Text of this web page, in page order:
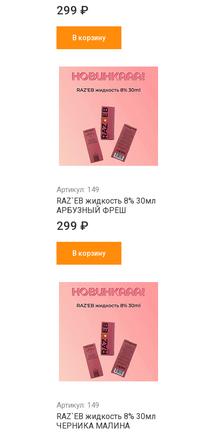
299 ₽
В корзину
Артикул: 149
RAZ`EB жидкость 8% 30мл
АРБУЗНЫЙ ФРЕШ
299 ₽
В корзину
Артикул: 149
RAZ`EB жидкость 8% 30мл
ЧЕРНИКА МАЛИНА